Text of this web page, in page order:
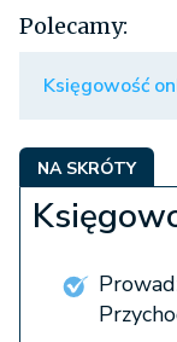
Polecamy:
Księgowość
NA SKRÓTY